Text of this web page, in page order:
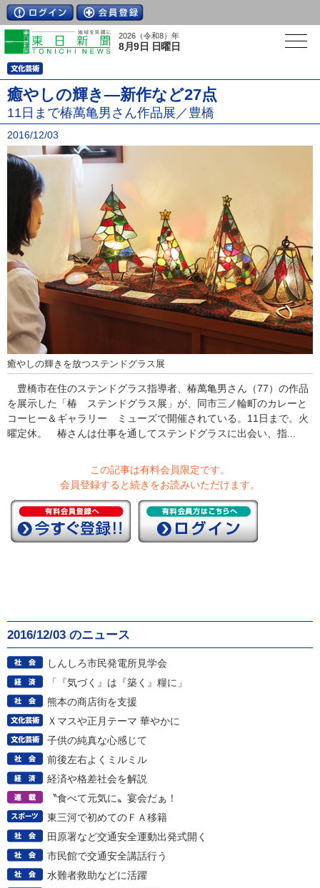
2026（令和8）年
8月9日 日曜日
癒やしの輝き―新作など27点
11日まで椿萬亀男さん作品展／豊橋
2016/12/03
癒やしの輝きを放つステンドグラス展
豊橋市在住のステンドグラス指導者、椿萬亀男さん（77）の作品
を展示した「椿 ステンドグラス展」が、同市三ノ輪町のカレーと
コーヒー＆ギャラリー ミューズで開催されている。11日まで。火
曜定休。 椿さんは仕事を通してステンドグラスに出会い、指...
この記事は有料会員限定です。
会員登録すると続きをお読みいただけます。
2016/12/03 のニュース
しんしろ市民発電所見学会
「『気づく』は『築く』糧に」
熊本の商店街を支援
Ｘマスや正月テーマ 華やかに
子供の純真な心感じて
前後左右よくミルミル
経済や格差社会を解説
〝食べて元気に〟宴会だぁ！
東三河で初めてのＦＡ移籍
田原署など交通安全運動出発式開く
市民館で交通安全講話行う
水難者救助などに活躍